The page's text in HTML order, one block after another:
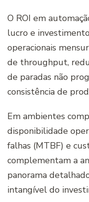
O ROI em
lucro e
operacionais
de throughput,
de paradas não
consistência de
Em ambientes
disponibilidade
falhas (MTBF) e
complementam a
panorama
intangível do